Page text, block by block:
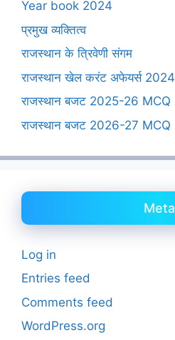
Year book 2024
प्रमुख व्यक्तित्व
राजस्थान के त्रिवेणी संगम
राजस्थान खेल करंट अफेयर्स 2024
राजस्थान बजट 2025-26 MCQ
राजस्थान बजट 2026-27 MCQ
Meta
Log in
Entries feed
Comments feed
WordPress.org